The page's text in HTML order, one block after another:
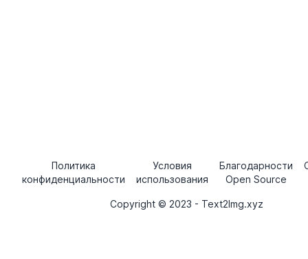
Политика
конфиденциальности
Условия
использования
Благодарности
Open Source
Copyright © 2023 - Text2Img.xyz